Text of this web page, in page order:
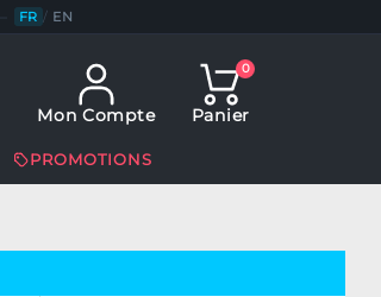
FR / EN
Mon Compte
0
Panier
PROMOTIONS